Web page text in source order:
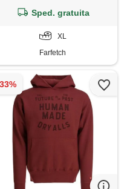
Sped. gratuita
XL
Farfetch